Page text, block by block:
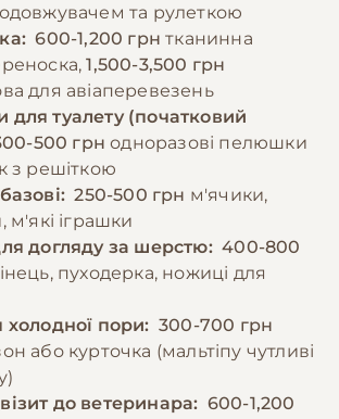
зоотовари
E-PET
та рулеткою
600-1,200 грн тканинна
1,500-3,500 грн
для авіаперевезень
туалету (початковий
500 грн одноразові пелюшки
з решіткою
250-500 грн м'ячики,
м'які іграшки
догляду за шерстю: 400-800
пуходерка, ножиці для
холодної пори: 300-700 грн
або курточка (мальтіпу чутливі
до ветеринара: 600-1,200